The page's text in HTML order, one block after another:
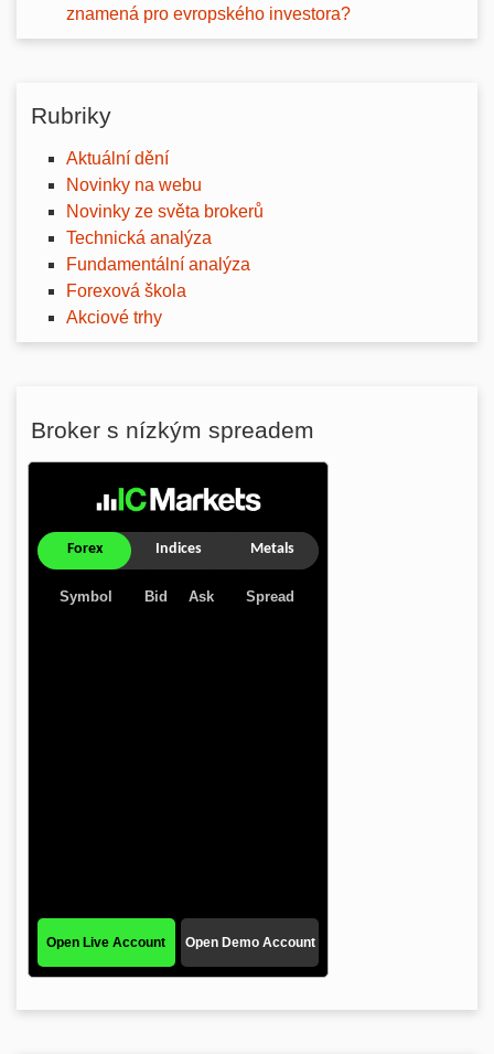
znamená pro evropského investora?
Rubriky
Aktuální dění
Novinky na webu
Novinky ze světa brokerů
Technická analýza
Fundamentální analýza
Forexová škola
Akciové trhy
Broker s nízkým spreadem